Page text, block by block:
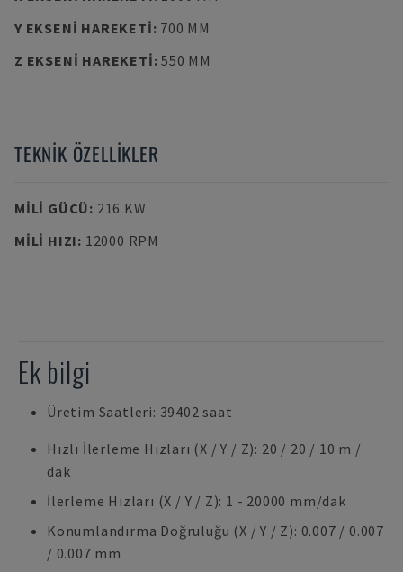
Y EKSENI HAREKETI: 700 MM
Z EKSENI HAREKETI:550 MM
TEKNIK ÖZELLIKLER
MILI GÜCÜ: 216 KW
MILI HIZI: 12000 RPM
Ek bilgi
Üretim Saatleri: 39402 saat
Hızlı İlerleme Hızları (X / Y / Z): 20 / 20 / 10 m /
dak
İlerleme Hızları (X / Y / Z): 1 - 20000 mm/dak
Konumlandırma Doğruluğu (X / Y / Z): 0.007 / 0.007
/ 0.007 mm